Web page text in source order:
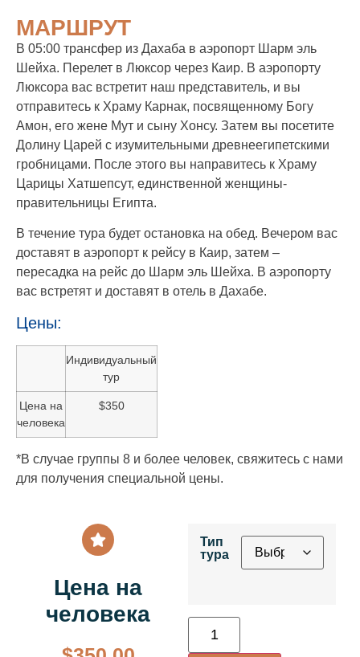
МАРШРУТ
В 05:00 трансфер из Дахаба в аэропорт Шарм эль
Шейха. Перелет в Люксор через Каир. В аэропорту
Люксора вас встретит наш представитель, и вы
отправитесь к Храму Карнак, посвященному Богу
Амон, его жене Мут и сыну Хонсу. Затем вы посетите
Долину Царей с изумительными древнеегипетскими
гробницами. После этого вы направитесь к Храму
Царицы Хатшепсут, единственной женщины-
правительницы Египта.
В течение тура будет остановка на обед. Вечером вас
доставят в аэропорт к рейсу в Каир, затем –
пересадка на рейс до Шарм эль Шейха. В аэропорту
вас встретят и доставят в отель в Дахабе.
Цены:
Индивидуальный
тур
Цена на
человека
$350
*В случае группы 8 и более человек, свяжитесь с нами
для получения специальной цены.
Цена на
человека
Тип
тура